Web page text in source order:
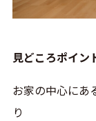
見どころポイ
お家の中心にあ
り